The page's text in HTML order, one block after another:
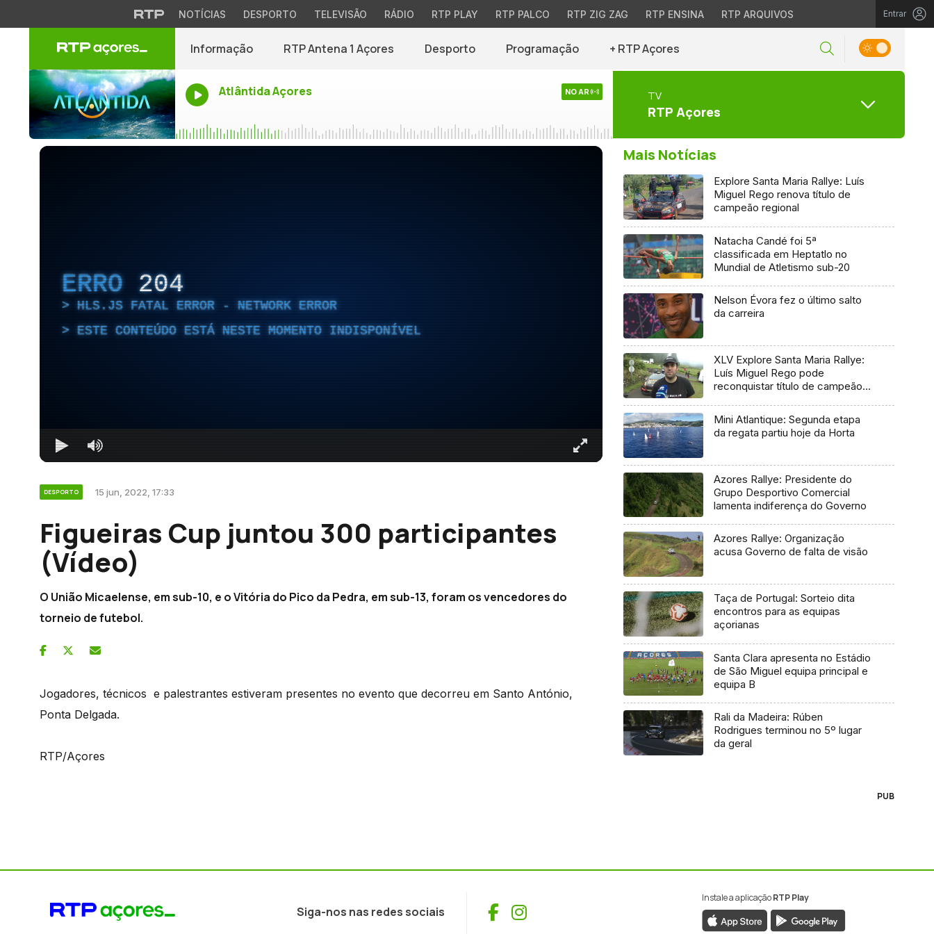
NOTÍCIAS DESPORTO TELEVISÃO RÁDIO RTP PLAY RTP PALCO RTP ZIG ZAG RTP ENSINA RTP ARQUIVOS Entrar
Informação RTP Antena 1 Açores Desporto Programação + RTP Açores
Atlântida Açores NO AR TV
RTP Açores
ERRO 204
HLS.JS FATAL ERROR - NETWORK ERROR
ESTE CONTEÚDO ESTÁ NESTE MOMENTO INDISPONÍVEL
DESPORTO 15 jun, 2022, 17:33
Figueiras Cup juntou 300 participantes
(Vídeo)
O União Micaelense, em sub-10, e o Vitória do Pico da Pedra, em sub-13, foram os vencedores do
torneio de futebol.
Jogadores, técnicos e palestrantes estiveram presentes no evento que decorreu em Santo António,
Ponta Delgada.
RTP/Açores
Mais Notícias
Explore Santa Maria Rallye: Luís
Miguel Rego renova título de
campeão regional
Natacha Candé foi 5ª
classificada em Heptatlo no
Mundial de Atletismo sub-20
Nelson Évora fez o último salto
da carreira
XLV Explore Santa Maria Rallye:
Luís Miguel Rego pode
reconquistar título de campeão
Mini Atlantique: Segunda etapa
da regata partiu hoje da Horta
Azores Rallye: Presidente do
Grupo Desportivo Comercial
lamenta indiferença do Governo
Azores Rallye: Organização
acusa Governo de falta de visão
Taça de Portugal: Sorteio dita
encontros para as equipas
açorianas
Santa Clara apresenta no Estádio
de São Miguel equipa principal e
equipa B
Rali da Madeira: Rúben
Rodrigues terminou no 5º lugar
da geral
PUB
Siga-nos nas redes sociais Facebook
Instagram
Instale a aplicaçãoRTP Play